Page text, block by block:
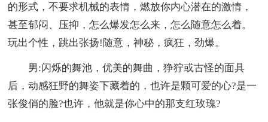
的形式，不要求机械的表情，燃放你内心潜在的激情，
甚至郁闷、压抑，怎么爆发怎么来，怎么随意怎么着。
玩出个性，跳出张扬!随意，神秘，疯狂，劲爆。
男:闪烁的舞池，优美的舞曲，狰狞或古怪的面具
后，动感狂野的舞姿下藏着的，也许是颗可爱的心?是一
张俊俏的脸?也许，他就是你心中的那支红玫瑰?